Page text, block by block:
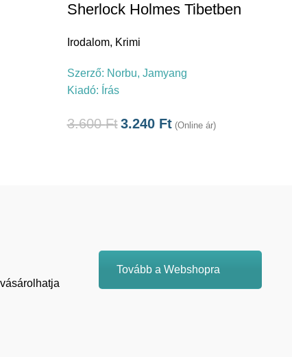
Sherlock Holmes Tibetben
Irodalom, Krimi
Szerző: Norbu, Jamyang
Kiadó: Írás
3.600Ft 3.240 Ft (Online ár)
vásárolhatja
Tovább a Webshopra